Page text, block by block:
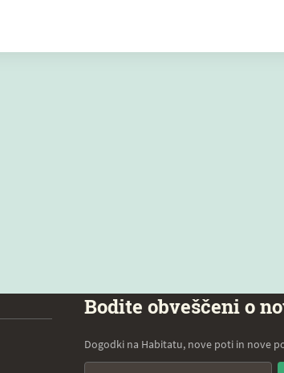
Bodite obveščeni o
Dogodki na Habitatu, nove poti in nove